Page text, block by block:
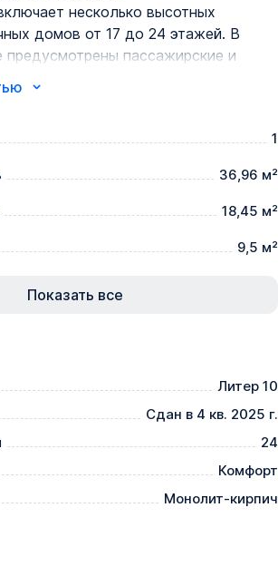
несколько высотных
домов от 17 до 24 этажей. В
пассажирские и
отделке. В доме будет
интернет.
где расположилось
развитая. Вблизи
трамвайная и троллейбусная
ТРЦ «Европа», фитнес-центры.
аллеи и зоны отдыха во
аптеки, офисы и бытовые
1
36,96 м²
18,45 м²
9,5 м²
Показать все
Литер 10
Сдан в 4 кв. 2025 г.
24
Комфорт
Монолит-кирпич